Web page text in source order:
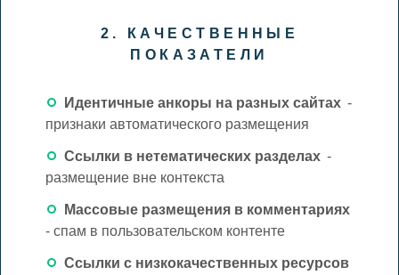
2. КАЧЕСТВЕННЫЕ
ПОКАЗАТЕЛИ
Идентичные анкоры на разных сайтах -
признаки автоматического размещения
Ссылки в нетематических разделах -
размещение вне контекста
Массовые размещения в комментариях
- спам в пользовательском контенте
Ссылки с низкокачественных ресурсов